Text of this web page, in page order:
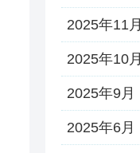
2025年11月
2025年10月
2025年9月
2025年6月